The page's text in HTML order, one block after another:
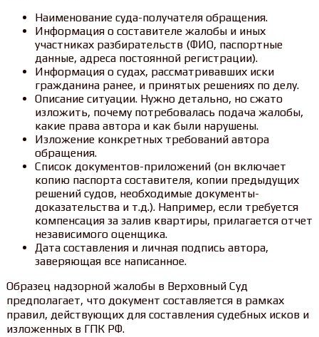
Наименование суда-получателя обращения.
Информация о составителе жалобы и иных
участниках разбирательств (ФИО, паспортные
данные, адреса постоянной регистрации).
Информация о судах, рассматривавших иски
гражданина ранее, и принятых решениях по делу.
Описание ситуации. Нужно детально, но сжато
изложить, почему потребовалась подача жалобы,
какие права автора и как были нарушены.
Изложение конкретных требований автора
обращения.
Список документов-приложений (он включает
копию паспорта составителя, копии предыдущих
решений судов, необходимые документы-
доказательства и т.д.). Например, если требуется
компенсация за залив квартиры, прилагается отчет
независимого оценщика.
Дата составления и личная подпись автора,
заверяющая все написанное.
Образец надзорной жалобы в Верховный Суд
предполагает, что документ составляется в рамках
правил, действующих для составления судебных исков и
изложенных в ГПК РФ.